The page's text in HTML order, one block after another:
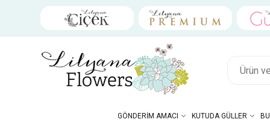
GÖNDERIM AMACI KUTUDA GÜLLER